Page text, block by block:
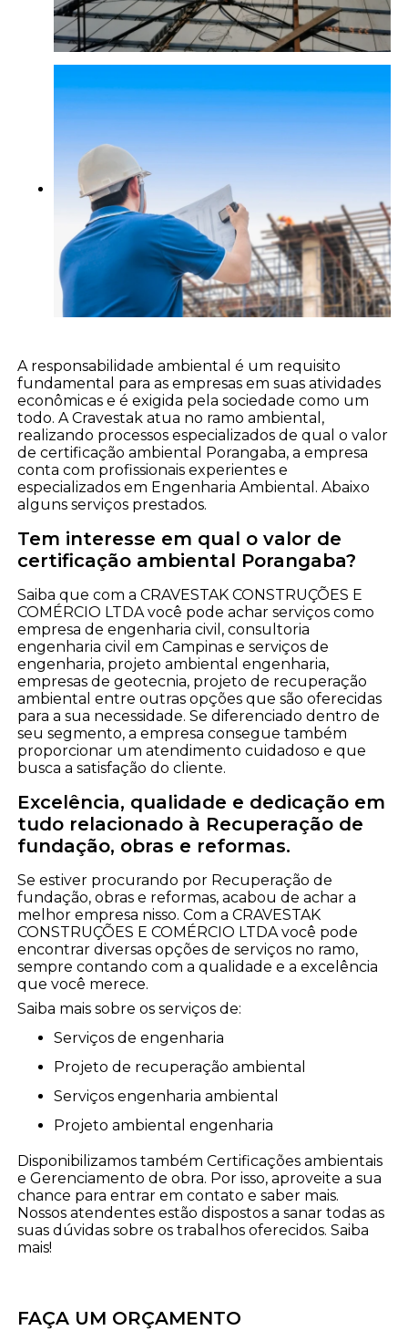
A responsabilidade ambiental é um requisito
fundamental para as empresas em suas atividades
econômicas e é exigida pela sociedade como um
todo. A Cravestak atua no ramo ambiental,
realizando processos especializados de qual o valor
de certificação ambiental Porangaba, a empresa
conta com profissionais experientes e
especializados em Engenharia Ambiental. Abaixo
alguns serviços prestados.
Tem interesse em qual o valor de
certificação ambiental Porangaba?
Saiba que com a CRAVESTAK CONSTRUÇÕES E
COMÉRCIO LTDA você pode achar serviços como
empresa de engenharia civil, consultoria
engenharia civil em Campinas e serviços de
engenharia, projeto ambiental engenharia,
empresas de geotecnia, projeto de recuperação
ambiental entre outras opções que são oferecidas
para a sua necessidade. Se diferenciado dentro de
seu segmento, a empresa consegue também
proporcionar um atendimento cuidadoso e que
busca a satisfação do cliente.
Excelência, qualidade e dedicação em
tudo relacionado à Recuperação de
fundação, obras e reformas.
Se estiver procurando por Recuperação de
fundação, obras e reformas, acabou de achar a
melhor empresa nisso. Com a CRAVESTAK
CONSTRUÇÕES E COMÉRCIO LTDA você pode
encontrar diversas opções de serviços no ramo,
sempre contando com a qualidade e a excelência
que você merece.
Saiba mais sobre os serviços de:
serviços de engenharia
projeto de recuperação ambiental
serviços engenharia ambiental
projeto ambiental engenharia
Disponibilizamos também Certificações ambientais
e Gerenciamento de obra. Por isso, aproveite a sua
chance para entrar em contato e saber mais.
Nossos atendentes estão dispostos a sanar todas as
suas dúvidas sobre os trabalhos oferecidos. Saiba
mais!
FAÇA UM ORÇAMENTO